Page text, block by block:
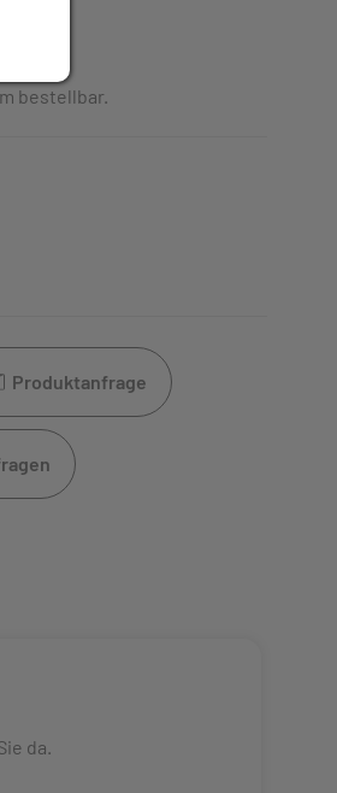
bestellbar.
Produktanfrage
da.